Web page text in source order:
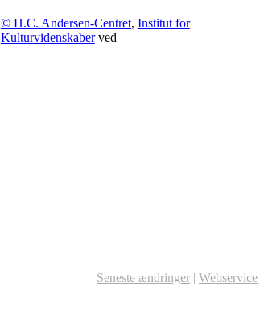
© H.C. Andersen-Centret, Institut for
Kulturvidenskaberved
Seneste ændringer | Webservice